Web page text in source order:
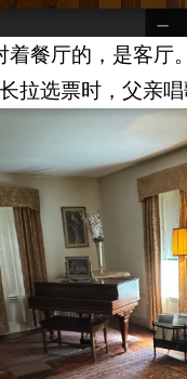
着餐厅的，是客
拉选票时，父亲